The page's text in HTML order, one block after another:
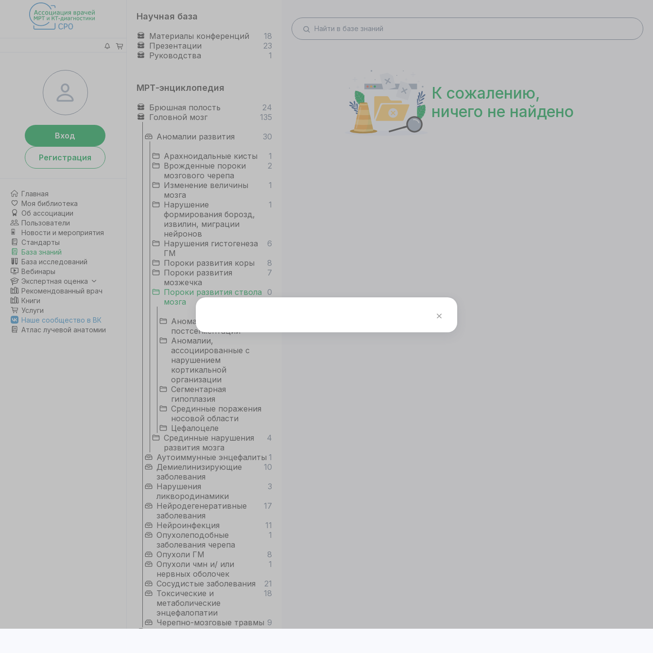
Вход
Регистрация
Главная
Моя библиотека
Об ассоциации
Пользователи
Новости и мероприятия
Стандарты
База знаний
База исследований
Вебинары
Экспертная оценка
Рекомендованный врач
Книги
Услуги
Наше сообщество в ВК
Атлас лучевой анатомии
Научная база
Материалы конференций
18
Презентации
23
Руководства
1
МРТ-энциклопедия
Брюшная полость
24
Головной мозг
135
Аномалии развития
30
Арахноидальные кисты
1
Врожденные пороки
мозгового черепа
2
Изменение величины
мозга
1
Нарушение
формирования борозд,
извилин, миграции
нейронов
1
Нарушения гистогенеза
ГМ
6
Пороки развития коры
8
Пороки развития
мозжечка
7
Пороки развития ствола
мозга
0
Аномалии
постсегментации
Аномалии,
ассоциированные с
нарушением
кортикальной
организации
Сегментарная
гипоплазия
Срединные поражения
носовой области
Цефалоцеле
Срединные нарушения
развития мозга
4
Аутоиммунные энцефалиты 1
Демиелинизирующие
заболевания
10
Нарушения
ликвородинамики
3
Нейродегенеративные
заболевания
17
Нейроинфекция
11
Опухолеподобные
заболевания черепа
1
Опухоли ГМ
8
Опухоли чмн и/ или
нервных оболочек
1
Сосудистые заболевания
21
Токсические и
метаболические
энцефалопатии
18
Черепно-мозговые травмы 9
К сожалению,
ничего не найдено
Для корректной работы
данного сайта
необходимы файлы
cookie
СОГЛАСИЕ